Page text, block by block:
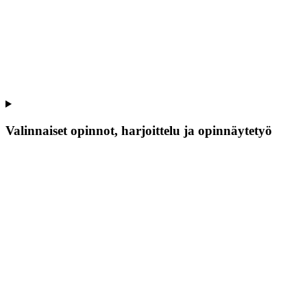
Valinnaiset opinnot, harjoittelu ja opinnäytetyö